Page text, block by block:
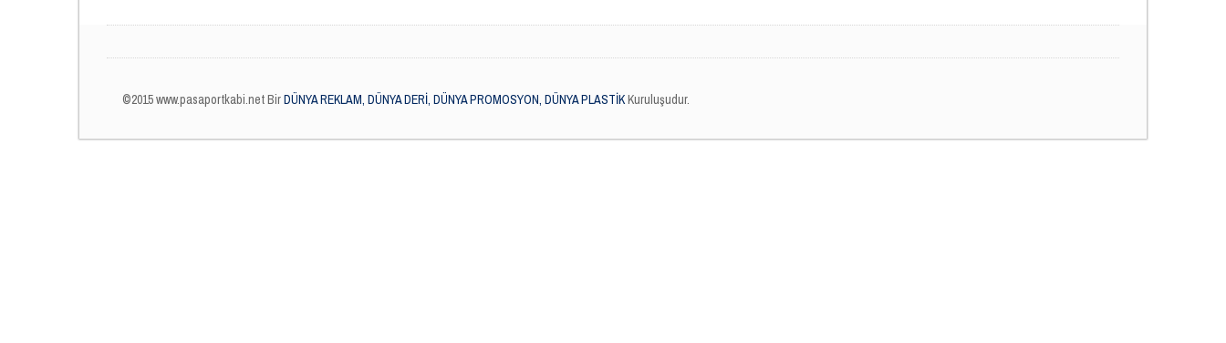
©2015 www.pasaportkabi.net BirDÜNYA REKLAM, DÜNYA DERİ, DÜNYA PROMOSYON, DÜNYA PLASTİKKuruluşudur.